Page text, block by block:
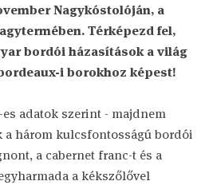
Nagykóstolóján, a
Térképezd fel,
bordói házasítások a világ
i borokhoz képest!
es adatok szerint - majdnem
három kulcsfontosságú bordói
a cabernet franc-t és a
a kékszőlővel